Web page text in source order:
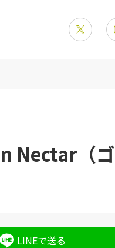
Nectar（ゴ
LINEで送る